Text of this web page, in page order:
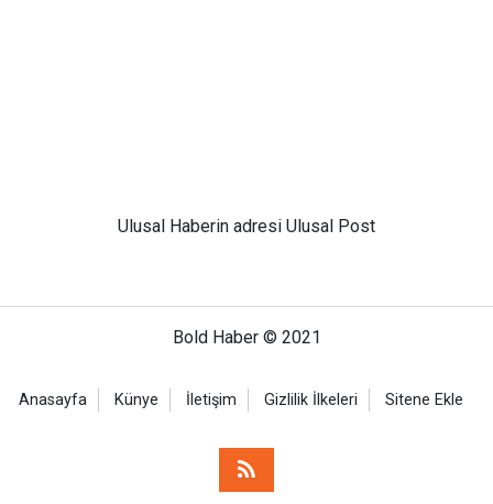
Ulusal Haberin adresi Ulusal Post
Bold Haber © 2021
Anasayfa Künye İletişim Gizlilik İlkeleri Sitene Ekle